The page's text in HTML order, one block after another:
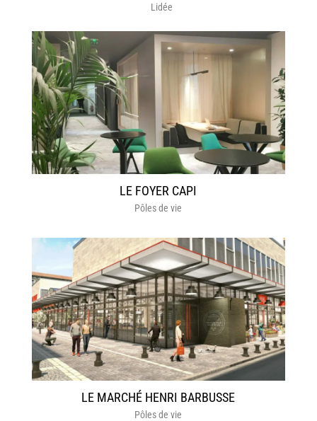
Lidée
LE FOYER CAPI
Pôles de vie
LE MARCHÉ HENRI BARBUSSE
Pôles de vie